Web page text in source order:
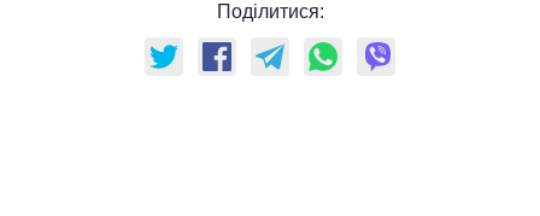
Поділитися: